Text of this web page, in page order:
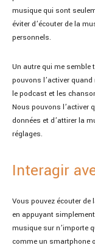
musique qui sont
éviter d’écouter de la
personnels.
Un autre qui me semble
pouvons l’activer
le podcast et les
Nous pouvons l’activer
données et d’attirer la
réglages.
Interagir
Vous pouvez écouter
en appuyant
musique sur n’importe
comme un smartphone